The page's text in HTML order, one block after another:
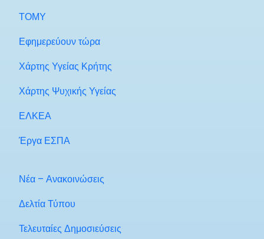
ΤΟΜΥ
Εφημερεύουν τώρα
Χάρτης Υγείας Κρήτης
Χάρτης Ψυχικής Υγείας
ΕΛΚΕΑ
Έργα ΕΣΠΑ
Νέα – Ανακοινώσεις
Δελτία Τύπου
Τελευταίες Δημοσιεύσεις